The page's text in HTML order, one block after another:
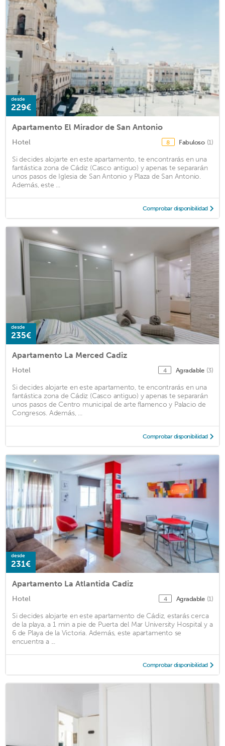
desde
229€
Apartamento El Mirador de San Antonio
Hotel 8 Fabuloso (1)
Si decides alojarte en este apartamento, te encontrarás en una
fantástica zona de Cádiz (Casco antiguo) y apenas te separarán
unos pasos de Iglesia de San Antonio y Plaza de San Antonio.
Además, este ...
Comprobar disponibilidad
desde
235€
Apartamento La Merced Cadiz
Hotel 4 Agradable (3)
Si decides alojarte en este apartamento, te encontrarás en una
fantástica zona de Cádiz (Casco antiguo) y apenas te separarán
unos pasos de Centro municipal de arte flamenco y Palacio de
Congresos. Además, ...
Comprobar disponibilidad
desde
231€
Apartamento La Atlantida Cadiz
Hotel 4 Agradable (1)
Si decides alojarte en este apartamento de Cádiz, estarás cerca
de la playa, a 1 min a pie de Puerta del Mar University Hospital y a
6 de Playa de la Victoria. Además, este apartamento se
encuentra a ...
Comprobar disponibilidad